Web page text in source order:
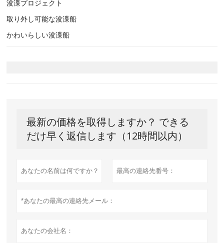
浚渫プロジェクト
取り外し可能な浚渫船
かわいらしい浚渫船
最新の価格を取得しますか？ できる
だけ早く返信します（12時間以内）